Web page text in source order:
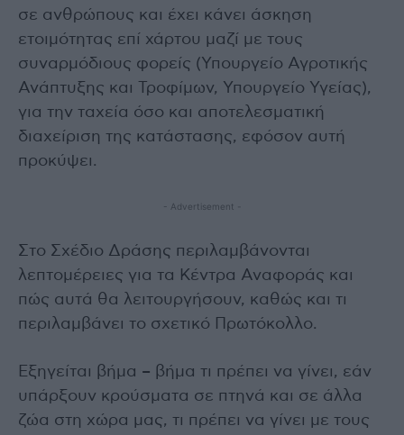
σε ανθρώπους και έχει κάνει άσκηση
ετοιμότητας επί χάρτου μαζί με τους
συναρμόδιους φορείς (Υπουργείο Αγροτικής
Ανάπτυξης και Τροφίμων, Υπουργείο Υγείας),
για την ταχεία όσο και αποτελεσματική
διαχείριση της κατάστασης, εφόσον αυτή
προκύψει.
- Advertisement -
Στο Σχέδιο Δράσης περιλαμβάνονται
λεπτομέρειες για τα Κέντρα Αναφοράς και
πώς αυτά θα λειτουργήσουν, καθώς και τι
περιλαμβάνει το σχετικό Πρωτόκολλο.
Εξηγείται βήμα – βήμα τι πρέπει να γίνει, εάν
υπάρξουν κρούσματα σε πτηνά και σε άλλα
ζώα στη χώρα μας, τι πρέπει να γίνει με τους